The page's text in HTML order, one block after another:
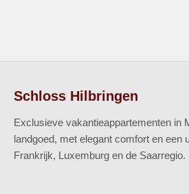
Schloss Hilbringen
Exclusieve vakantieappartementen in
landgoed, met elegant comfort en een
Frankrijk, Luxemburg en de Saarregio.